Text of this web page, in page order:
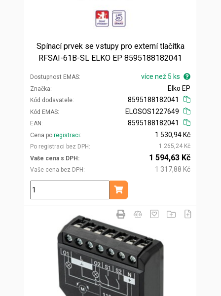
Spínací prvek se vstupy pro externí tlačítka
RFSAI-61B-SL ELKO EP 8595188182041
Dostupnost EMAS více než 5 ks
Značka
Kód dodavatele
Elko EP
8595188182041
Kód EMAS
EAN
ELOSOS1227649
8595188182041
Cena po registraci
Po registraci bez DPH
1 530,94 Kč
1 265,24 Kč
Vaše cena s DPH
Vaše cena bez DPH
1 594,63 Kč
1 317,88 Kč
ks
Přidat do košíku